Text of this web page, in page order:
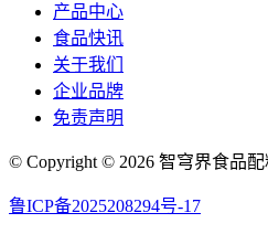
产品中心
食品快讯
关于我们
企业品牌
免责声明
© Copyright © 2026 智穹界食品
鲁ICP备2025208294号-17